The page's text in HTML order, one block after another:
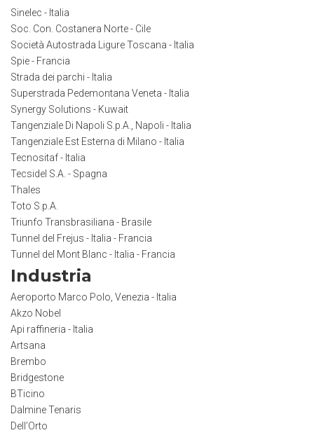
Sinelec - Italia
Soc. Con. Costanera Norte - Cile
Società Autostrada Ligure Toscana - Italia
Spie - Francia
Strada dei parchi - Italia
Superstrada Pedemontana Veneta - Italia
Synergy Solutions - Kuwait
Tangenziale Di Napoli S.p.A., Napoli - Italia
Tangenziale Est Esterna di Milano - Italia
Tecnositaf - Italia
Tecsidel S.A. - Spagna
Thales
Toto S.p.A.
Triunfo Transbrasiliana - Brasile
Tunnel del Frejus - Italia - Francia
Tunnel del Mont Blanc - Italia - Francia
Industria
Aeroporto Marco Polo, Venezia - Italia
Akzo Nobel
Api raffineria - Italia
Artsana
Brembo
Bridgestone
BTicino
Dalmine Tenaris
Dell’Orto